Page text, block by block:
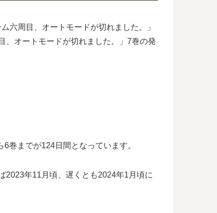
六周目、オートモードが切れました。」
、オートモードが切れました。」7巻の発
巻までが124日間となっています。
2023年11月頃、遅くとも2024年1月頃に